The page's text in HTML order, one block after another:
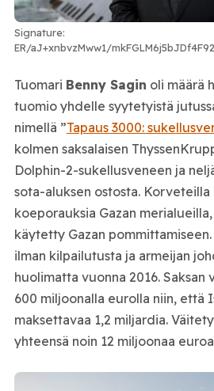
Signature:
ER/aJ+xnbvzMww1/
Tuomari Benny Sagin oli määrä
tuomio yhdelle syytetyistä
nimellä ”Tapaus 3000:
kolmen saksalaisen
Dolphin-2-sukellusveneen ja
sota-aluksen ostosta.
koeporauksia Gazan
käytetty Gazan
ilman kilpailutusta ja armeijan
huolimatta vuonna 2016.
600 miljoonalla eurolla niin, että
maksettavaa 1,2 miljardia.
yhteensä noin 12 miljoonaa